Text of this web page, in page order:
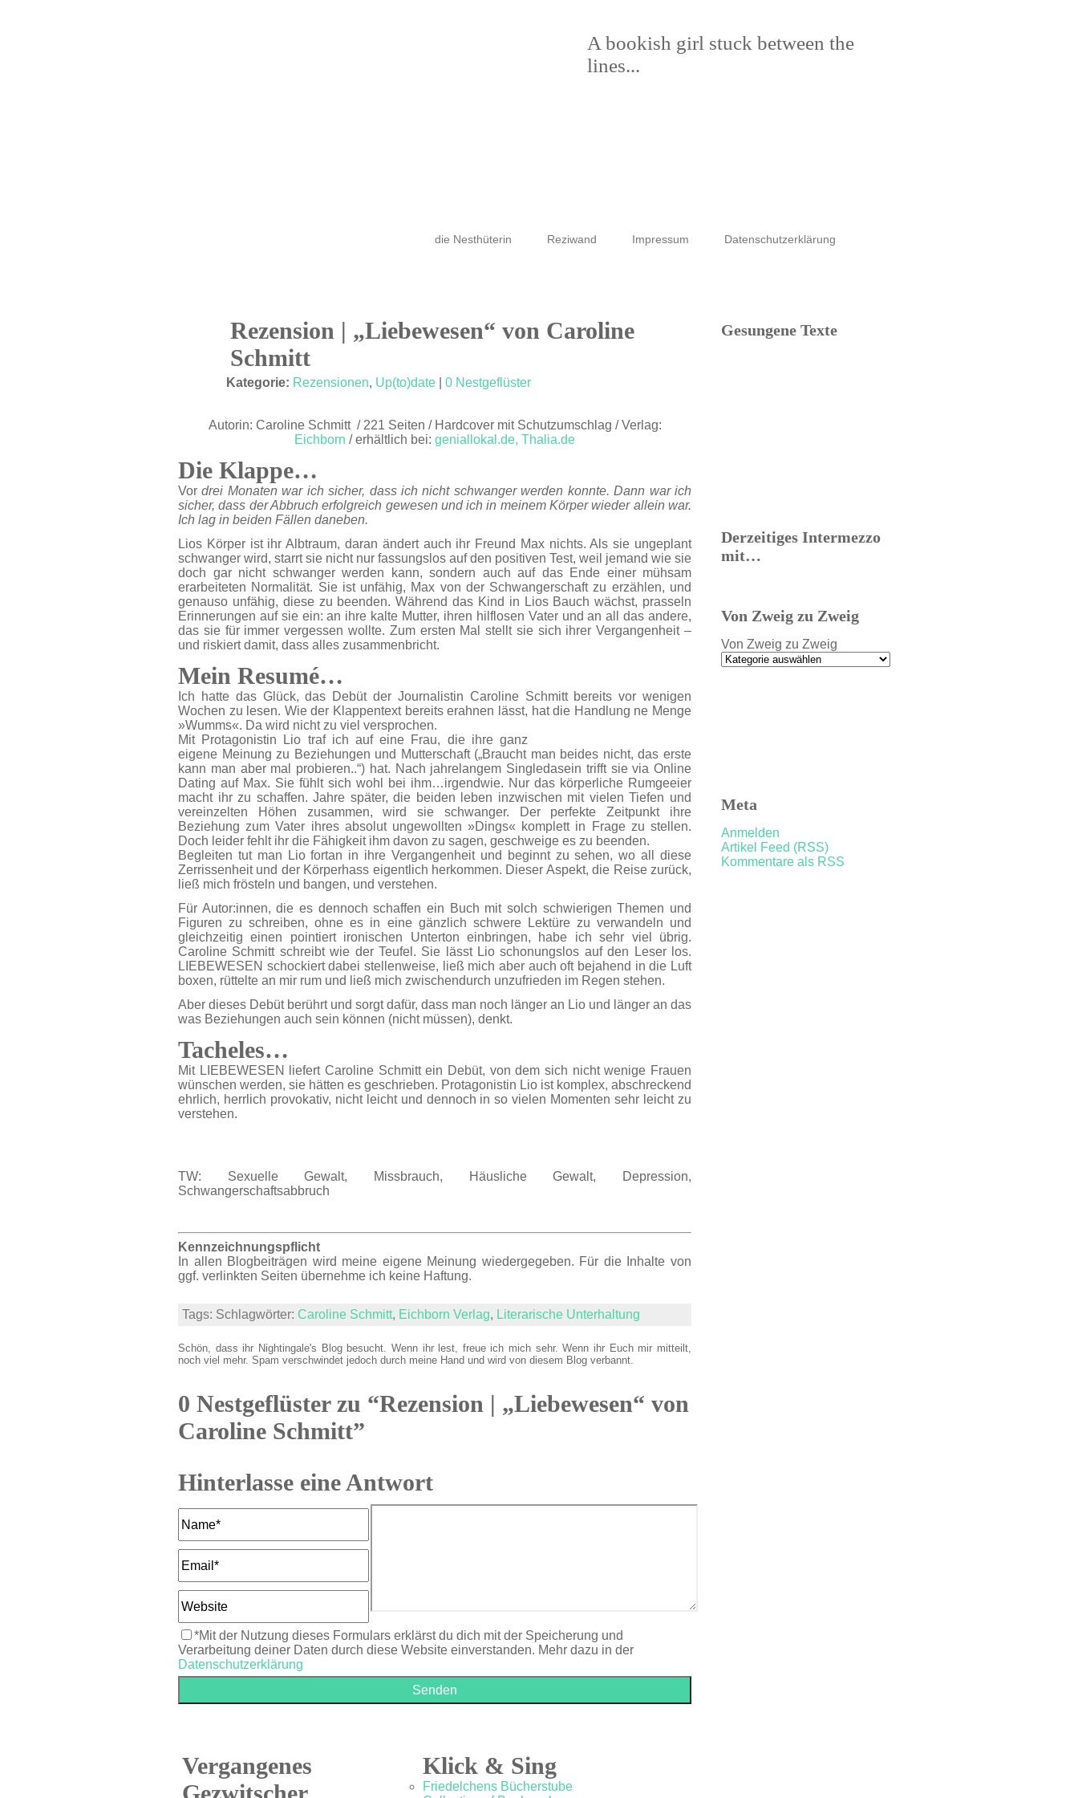
A bookish girl stuck between the
lines...
die Nesthüterin Reziwand Impressum Datenschutzerklärung
Rezension | „Liebewesen“ von Caroline
Schmitt
Kategorie: Rezensionen, Up(to)date 0 Nestgeflüster
Autorin: Caroline Schmitt / 221 Seiten / Hardcover mit Schutzumschlag / Verlag:
Eichborn / erhältlich bei: geniallokal.de, Thalia.de
Die Klappe…
Vordrei Monaten war ich sicher, dass ich nicht schwanger werden konnte. Dann war ich
sicher, dass der Abbruch erfolgreich gewesen und ich in meinem Körper wieder allein war.
Ich lag in beiden Fällen daneben.
Lios Körper ist ihr Albtraum, daran ändert auch ihr Freund Max nichts. Als sie ungeplant
schwanger wird, starrt sie nicht nur fassungslos auf den positiven Test, weil jemand wie sie
doch gar nicht schwanger werden kann, sondern auch auf das Ende einer mühsam
erarbeiteten Normalität. Sie ist unfähig, Max von der Schwangerschaft zu erzählen, und
genauso unfähig, diese zu beenden. Während das Kind in Lios Bauch wächst, prasseln
Erinnerungen auf sie ein: an ihre kalte Mutter, ihren hilflosen Vater und an all das andere,
das sie für immer vergessen wollte. Zum ersten Mal stellt sie sich ihrer Vergangenheit –
und riskiert damit, dass alles zusammenbricht.
Mein Resumé…
Ich hatte das Glück, das Debüt der Journalistin Caroline Schmitt bereits vor wenigen
Wochen zu lesen. Wie der Klappentext bereits erahnen lässt, hat die Handlung ne Menge
»Wumms«. Da wird nicht zu viel versprochen.
Mit Protagonistin Lio traf ich auf eine Frau, die ihre ganz
eigene Meinung zu Beziehungen und Mutterschaft („Braucht man beides nicht, das erste
kann man aber mal probieren..“) hat. Nach jahrelangem Singledasein trifft sie via Online
Dating auf Max. Sie fühlt sich wohl bei ihm…irgendwie. Nur das körperliche Rumgeeier
macht ihr zu schaffen. Jahre später, die beiden leben inzwischen mit vielen Tiefen und
vereinzelten Höhen zusammen, wird sie schwanger. Der perfekte Zeitpunkt ihre
Beziehung zum Vater ihres absolut ungewollten »Dings« komplett in Frage zu stellen.
Doch leider fehlt ihr die Fähigkeit ihm davon zu sagen, geschweige es zu beenden.
Begleiten tut man Lio fortan in ihre Vergangenheit und beginnt zu sehen, wo all diese
Zerrissenheit und der Körperhass eigentlich herkommen. Dieser Aspekt, die Reise zurück,
ließ mich frösteln und bangen, und verstehen.
Für Autor:innen, die es dennoch schaffen ein Buch mit solch schwierigen Themen und
Figuren zu schreiben, ohne es in eine gänzlich schwere Lektüre zu verwandeln und
gleichzeitig einen pointiert ironischen Unterton einbringen, habe ich sehr viel übrig.
Caroline Schmitt schreibt wie der Teufel. Sie lässt Lio schonungslos auf den Leser los.
LIEBEWESEN schockiert dabei stellenweise, ließ mich aber auch oft bejahend in die Luft
boxen, rüttelte an mir rum und ließ mich zwischendurch unzufrieden im Regen stehen.
Aber dieses Debüt berührt und sorgt dafür, dass man noch länger an Lio und länger an das
was Beziehungen auch sein können (nicht müssen), denkt.
Tacheles…
Mit LIEBEWESEN liefert Caroline Schmitt ein Debüt, von dem sich nicht wenige Frauen
wünschen werden, sie hätten es geschrieben. Protagonistin Lio ist komplex, abschreckend
ehrlich, herrlich provokativ, nicht leicht und dennoch in so vielen Momenten sehr leicht zu
verstehen.
TW: Sexuelle Gewalt, Missbrauch, Häusliche Gewalt, Depression,
Schwangerschaftsabbruch
Kennzeichnungspflicht
In allen Blogbeiträgen wird meine eigene Meinung wiedergegeben. Für die Inhalte von
ggf. verlinkten Seiten übernehme ich keine Haftung.
Tags: Schlagwörter: Caroline Schmitt, Eichborn Verlag, Literarische Unterhaltung
Schön, dass ihr Nightingale's Blog besucht. Wenn ihr lest, freue ich mich sehr. Wenn ihr Euch mir mitteilt,
noch viel mehr. Spam verschwindet jedoch durch meine Hand und wird von diesem Blog verbannt.
0 Nestgeflüster zu “Rezension | „Liebewesen“ von
Caroline Schmitt”
Hinterlasse eine Antwort
*Mit der Nutzung dieses Formulars erklärst du dich mit der Speicherung und
Verarbeitung deiner Daten durch diese Website einverstanden. Mehr dazu in der
Datenschutzerklärung
Gesungene Texte
Derzeitiges Intermezzo
mit…
Von Zweig zu Zweig
Von Zweig zu Zweig
Meta
Anmelden
Artikel Feed (RSS)
Kommentare als RSS
Vergangenes
Klick & Sing
Friedelchens Bücherstube